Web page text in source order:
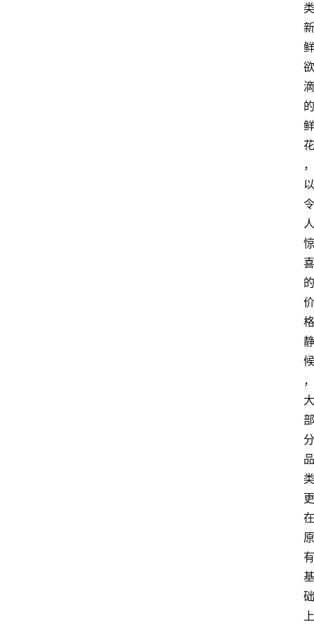
类
新
鲜
欲
滴
的
鲜
花
，
以
令
人
惊
喜
的
价
格
静
候
，
大
部
分
品
类
更
在
原
有
基
础
上